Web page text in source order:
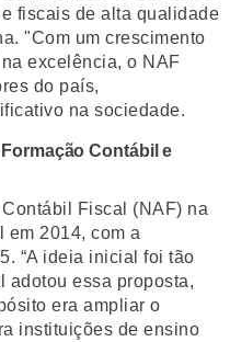
fiscais de alta qualidade
"Com um crescimento
excelência, o NAF
do país,
na sociedade.
Contábil e
Fiscal (NAF) na
em 2014, com a
“A ideia inicial foi tão
adotou essa proposta,
era ampliar o
instituições de ensino